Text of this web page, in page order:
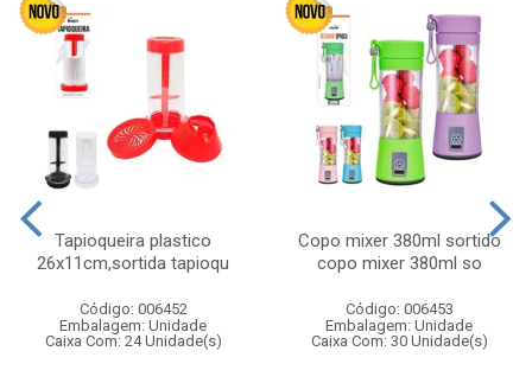
Tapioqueira plastico
26x11cm,sortida tapioqu
Código: 006452
Embalagem: Unidade
Caixa Com: 24 Unidade(s)
Copo mixer 380ml sortido
copo mixer 380ml so
Código: 006453
Embalagem: Unidade
Caixa Com: 30 Unidade(s)